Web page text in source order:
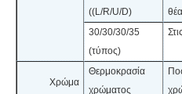
((L/R/U/D)
30/30/30/35
(τύπος)
Χρώμα
Θερμοκρασία
χρώματος